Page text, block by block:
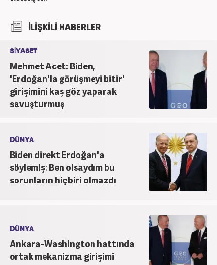
İLİŞKİLİ HABERLER
SİYASET
Mehmet Acet: Biden,
'Erdoğan'la görüşmeyi bitir'
girişimini kaş göz yaparak
savuşturmuş
DÜNYA
Biden direkt Erdoğan'a
söylemiş: Ben olsaydım bu
sorunların hiçbiri olmazdı
DÜNYA
Ankara-Washington hattında
ortak mekanizma girişimi